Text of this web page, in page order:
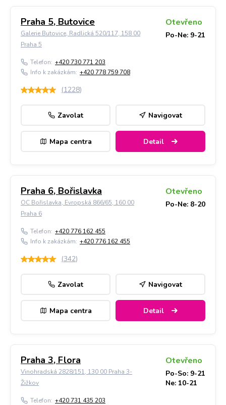
Praha 5, Butovice
Galerie Butovice, Radlická 520/117, 158 00
Praha 5
Otevřeno
Po-Ne: 9-21
Telefon: +420 730 771 203
Info k zakázkám: +420 778 759 708
(1228)
Zavolat Navigovat
Mapa centra Detail
Praha 6, Bořislavka
OC Bořislavka, Evropská 866/65, 160 00
Praha 6
Otevřeno
Po-Ne: 8-20
Telefon: +420 776 162 455
Info k zakázkám: +420 776 162 455
(342)
Zavolat Navigovat
Mapa centra Detail
Praha 3, Flora
Vinohradská 2828/151, 130 00 Praha 3-
Žižkov
Otevřeno
Po-So: 9-21
Ne: 10-21
Telefon: +420 731 435 203